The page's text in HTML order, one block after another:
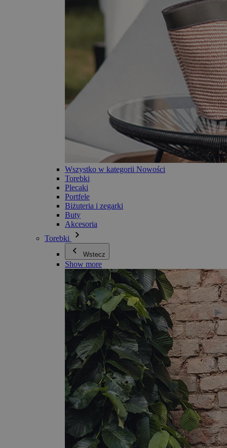
Wszystko w kategorii Nowości
Torebki
Plecaki
Portfele
Biżuteria i zegarki
Buty
Akcesoria
Torebki
Wstecz
Show more